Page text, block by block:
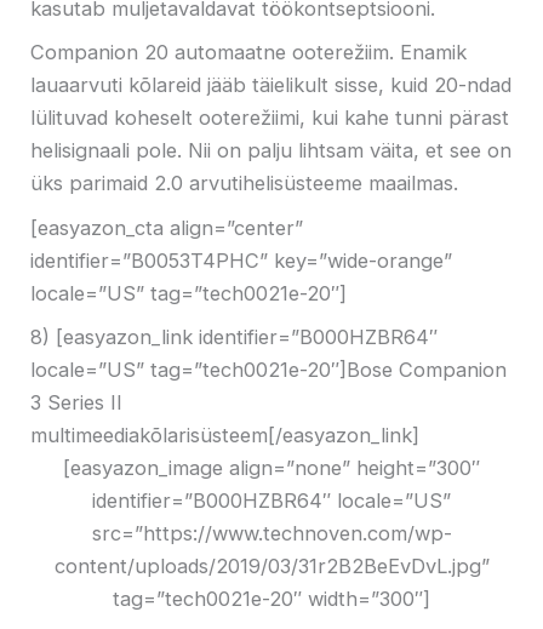
kasutab muljetavaldavat töökontseptsiooni.
Companion 20 automaatne ooterežiim. Enamik
lauaarvuti kõlareid jääb täielikult sisse, kuid 20-ndad
lülituvad koheselt ooterežiimi, kui kahe tunni pärast
helisignaali pole. Nii on palju lihtsam väita, et see on
üks parimaid 2.0 arvutihelisüsteeme maailmas.
[easyazon_cta align=”center”
identifier=”B0053T4PHC” key=”wide-orange”
locale=”US” tag=”tech0021e-20″]
8) [easyazon_link identifier=”B000HZBR64″
locale=”US” tag=”tech0021e-20″]Bose Companion
3 Series II
multimeediakõlarisüsteem[/easyazon_link]
[easyazon_image align=”none” height=”300″
identifier=”B000HZBR64″ locale=”US”
src=”https://www.technoven.com/wp-
content/uploads/2019/03/31r2B2BeEvDvL.jpg”
tag=”tech0021e-20″ width=”300″]